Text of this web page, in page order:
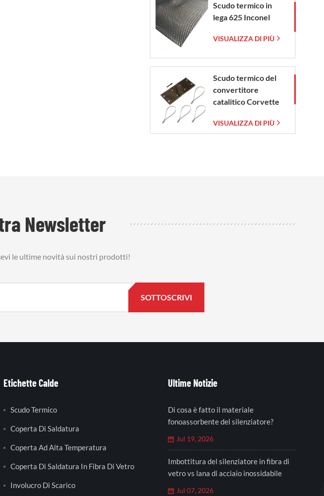
Scudo termico in
lega 625 Inconel
VISUALIZZA DI PIÙ
Scudo termico del
convertitore
catalitico Corvette
VISUALIZZA DI PIÙ
Newsletter
le ultime novità sui nostri prodotti!
Etichette Calde
Scudo Termico
Coperta Di Saldatura
Coperta Ad Alta Temperatura
Coperta Di Saldatura In Fibra Di Vetro
Involucro Di Scarico
Ultime Notizie
Di cosa è fatto il materiale
fonoassorbente del silenziatore?
Jul 19, 2026
Imbottitura del silenziatore in fibra di
vetro vs lana di acciaio inossidabile
Jul 07, 2026